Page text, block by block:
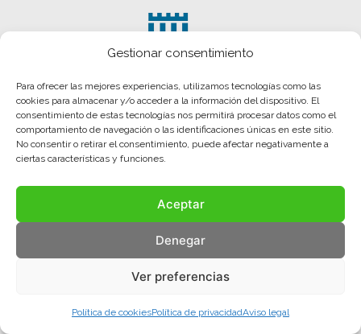
Gestionar consentimiento
Para ofrecer las mejores experiencias, utilizamos tecnologías como las
cookies para almacenar y/o acceder a la información del dispositivo. El
consentimiento de estas tecnologías nos permitirá procesar datos como el
comportamiento de navegación o las identificaciones únicas en este sitio.
No consentir o retirar el consentimiento, puede afectar negativamente a
ciertas características y funciones.
Aceptar
Denegar
Ver preferencias
Política de cookiesPolítica de privacidadAviso legal
Política de privacidad
Todos los derechos reservados